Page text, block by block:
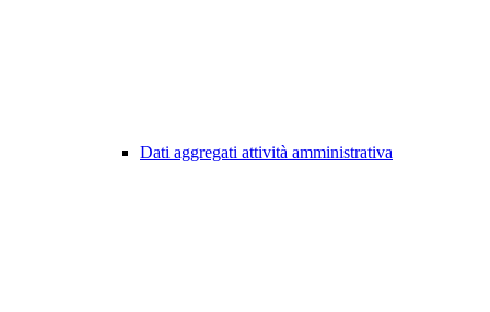
Dati aggregati attività amministrativa